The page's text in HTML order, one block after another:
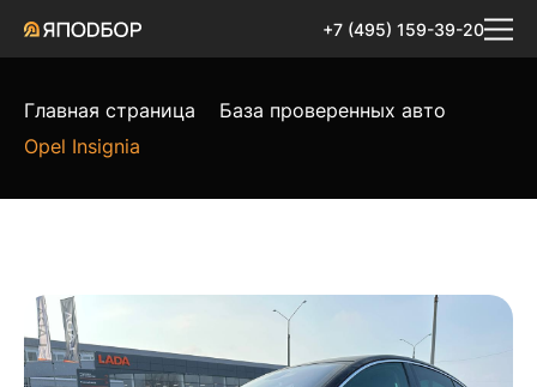
+7 (495) 159-39-20
Главная страница
База проверенных авто
Opel Insignia